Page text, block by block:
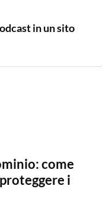
in un sito
come
i